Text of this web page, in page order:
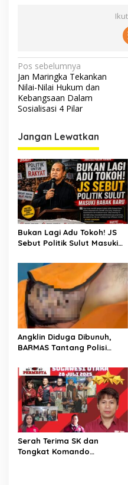
Navigasi
pos
Pos sebelumnya
Jan Maringka Tekankan
Nilai-Nilai Hukum dan
Kebangsaan Dalam
Sosialisasi 4 Pilar
Jangan Lewatkan
Bukan Lagi Adu Tokoh! JS
Sebut Politik Sulut Masuki
Angklin Diduga Dibunuh,
BARMAS Tantang Polisi
Serah Terima SK dan
Tongkat Komando